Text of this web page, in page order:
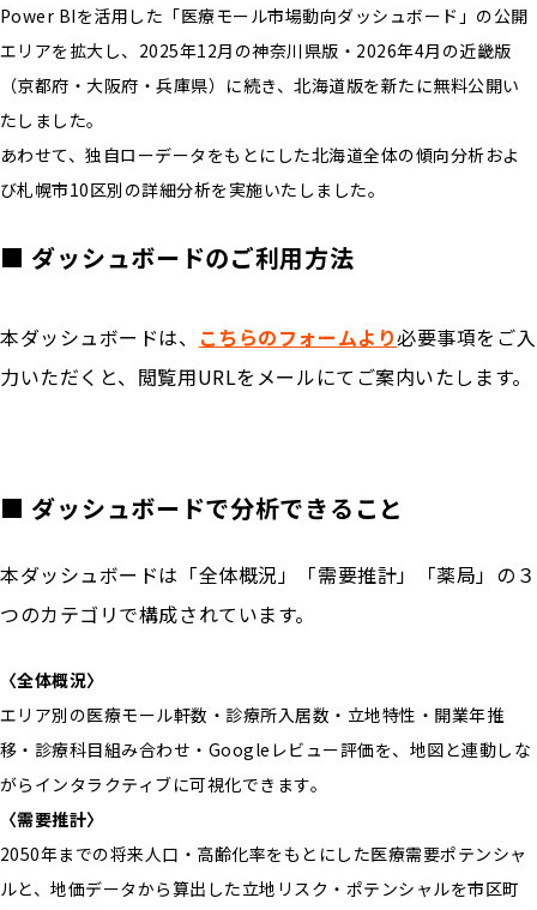
Power BIを活用した「医療モール市場動向ダッシュボード」の公開
エリアを拡大し、2025年12月の神奈川県版・2026年4月の近畿版
（京都府・大阪府・兵庫県）に続き、北海道版を新たに無料公開い
たしました。
あわせて、独自ローデータをもとにした北海道全体の傾向分析およ
び札幌市10区別の詳細分析を実施いたしました。
■ ダッシュボードのご利用方法
本ダッシュボードは、 こちらのフォームより必要事項をご入
力いただくと、閲覧用URLをメールにてご案内いたします。
■ ダッシュボードで分析できること
本ダッシュボードは「全体概況」「需要推計」「薬局」の３
つのカテゴリで構成されています。
〈全体概況〉
エリア別の医療モール軒数・診療所入居数・立地特性・開業年推
移・診療科目組み合わせ・Googleレビュー評価を、地図と連動しな
がらインタラクティブに可視化できます。
〈需要推計〉
2050年までの将来人口・高齢化率をもとにした医療需要ポテンシャ
ルと、地価データから算出した立地リスク・ポテンシャルを市区町